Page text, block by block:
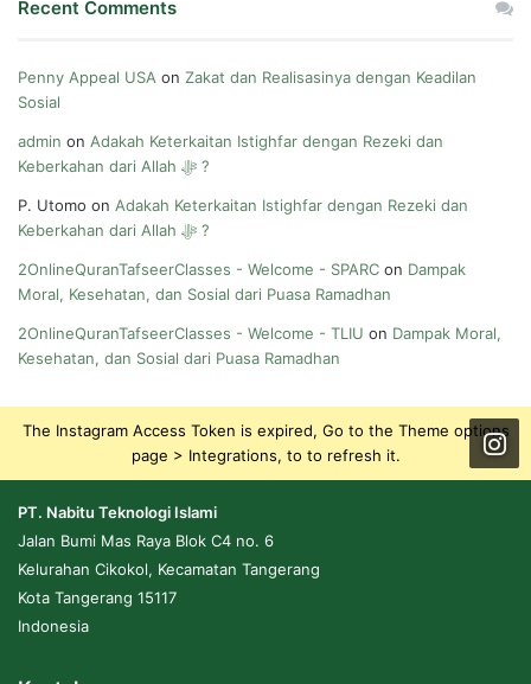
Recent Comments
Penny Appeal USA on Zakat dan Realisasinya dengan Keadilan
Sosial
admin on Adakah Keterkaitan Istighfar dengan Rezeki dan
Keberkahan dari Allah ﷻ ?
P. Utomo on Adakah Keterkaitan Istighfar dengan Rezeki dan
Keberkahan dari Allah ﷻ ?
2OnlineQuranTafseerClasses - Welcome - SPARC on Dampak
Moral, Kesehatan, dan Sosial dari Puasa Ramadhan
2OnlineQuranTafseerClasses - Welcome - TLIU on Dampak Moral,
Kesehatan, dan Sosial dari Puasa Ramadhan
The Instagram Access Token is expired, Go to the Theme options
page > Integrations, to to refresh it.
PT. Nabitu Teknologi Islami
Jalan Bumi Mas Raya Blok C4 no. 6
Kelurahan Cikokol, Kecamatan Tangerang
Kota Tangerang 15117
Indonesia